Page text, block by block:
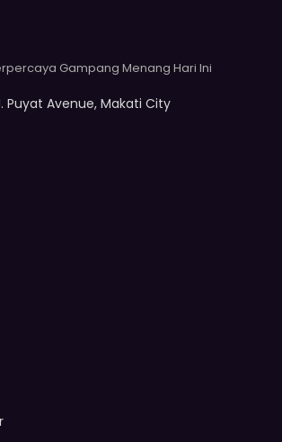
Gampang Menang Hari Ini
Puyat Avenue, Makati City